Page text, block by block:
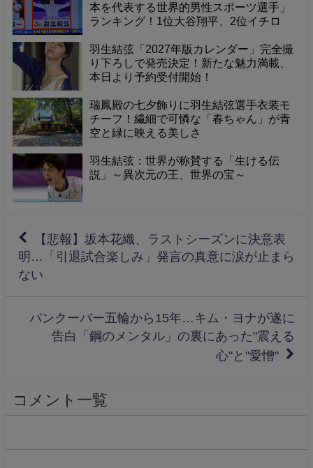
本を代表する世界的男性スポーツ選手」
ランキング！1位大谷翔平、2位イチロ
羽生結弦「2027年版カレンダー」完全撮
り下ろしで発売決定！新たな魅力満載、
本日より予約受付開始！
瑞鳳殿の七夕飾りに羽生結弦選手衣装モ
チーフ！繊細で可憐な「春ちゃん」が青
空と緑に映える美しさ
羽生結弦：世界が称賛する「生ける伝
説」～異次元の王、世界の宝～
【悲報】坂本花織、ラストシーズンに決意表
明…「引退試合楽しみ」発言の真意に涙が止まら
ない
バンクーバー五輪から15年…キム・ヨナが遂に
告白「鋼のメンタル」の裏にあった"震える
心"と"愛憎"
コメント一覧